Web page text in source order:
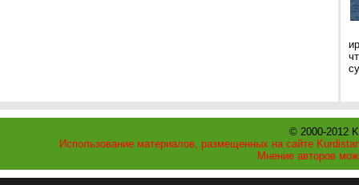
© 2000-2012
Использование материалов, размещенных на сайте
Мнение авторов